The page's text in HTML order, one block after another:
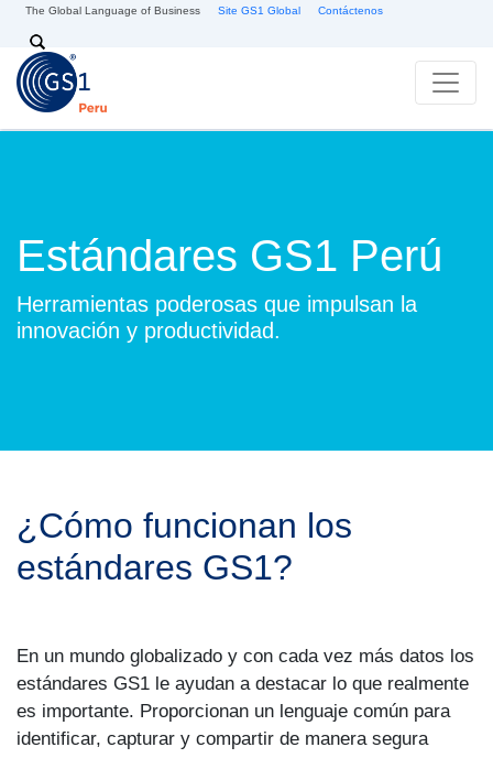
Pasar al contenido principal
The Global Language of Business Site GS1 Global Contáctenos
Search
Estándares GS1 Perú
Herramientas poderosas que impulsan la
innovación y productividad.
¿Cómo funcionan los
estándares GS1?
En un mundo globalizado y con cada vez más datos los
estándares GS1 le ayudan a destacar lo que realmente
es importante. Proporcionan un lenguaje común para
identificar, capturar y compartir de manera segura